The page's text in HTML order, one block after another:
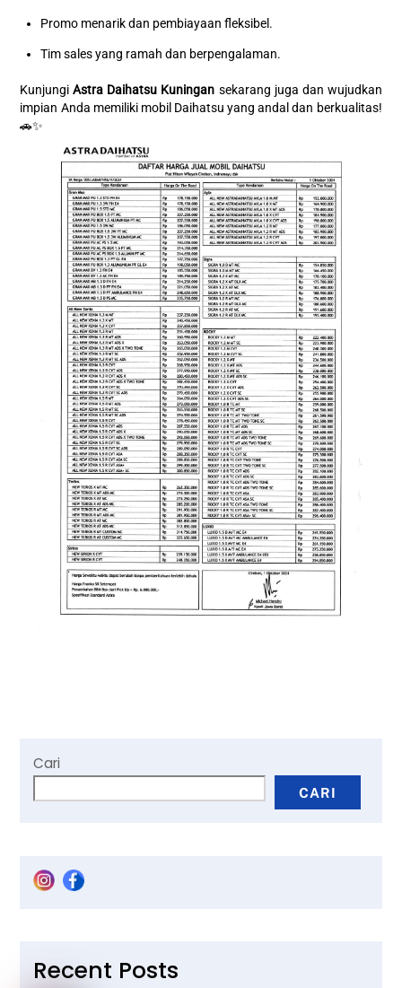
Promo menarik dan pembiayaan fleksibel.
Tim sales yang ramah dan berpengalaman.
KunjungiAstra Daihatsu Kuningan sekarang juga dan wujudkan
impian Anda memiliki mobil Daihatsu yang andal dan berkualitas!
🚗✨
Cari
CARI
Recent Posts